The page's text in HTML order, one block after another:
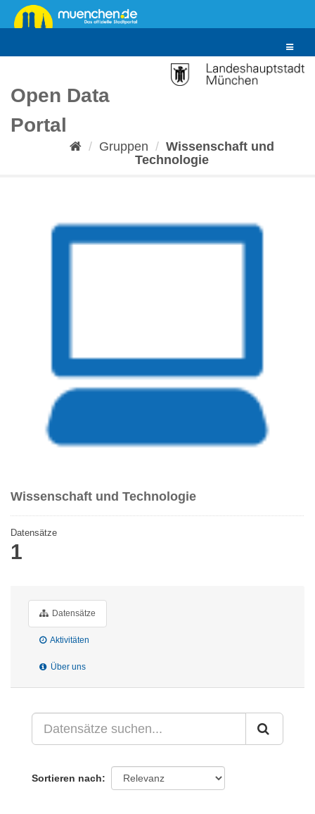
Überspringen
zum
Toggle
Open Data
Portal
Gruppen
Wissenschaft und
Technologie
Wissenschaft und Technologie
Datensätze
1
Datensätze
Aktivitäten
Über uns
Sortieren nach